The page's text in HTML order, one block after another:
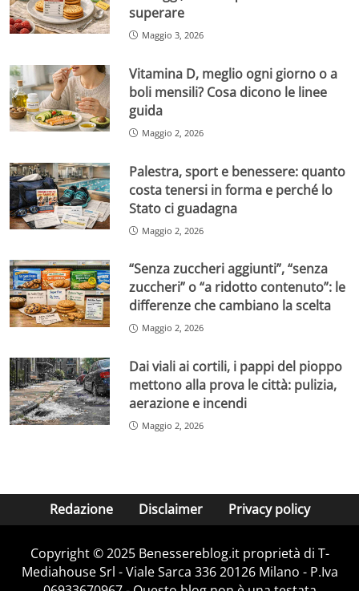
superare
Maggio 3, 2026
Vitamina D, meglio ogni giorno o a
boli mensili? Cosa dicono le linee
guida
Maggio 2, 2026
Palestra, sport e benessere: quanto
costa tenersi in forma e perché lo
Stato ci guadagna
Maggio 2, 2026
“Senza zuccheri aggiunti”, “senza
zuccheri” o “a ridotto contenuto”: le
differenze che cambiano la scelta
Maggio 2, 2026
Dai viali ai cortili, i pappi del pioppo
mettono alla prova le città: pulizia,
aerazione e incendi
Maggio 2, 2026
Redazione Disclaimer Privacy policy
Copyright © 2025 Benessereblog.it proprietà di T-
Mediahouse Srl - Viale Sarca 336 20126 Milano - P.Iva